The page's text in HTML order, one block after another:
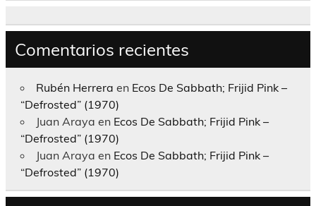
Comentarios recientes
Rubén Herrera en Ecos De Sabbath; Frijid Pink –
“Defrosted” (1970)
Juan Araya en Ecos De Sabbath; Frijid Pink –
“Defrosted” (1970)
Juan Araya en Ecos De Sabbath; Frijid Pink –
“Defrosted” (1970)